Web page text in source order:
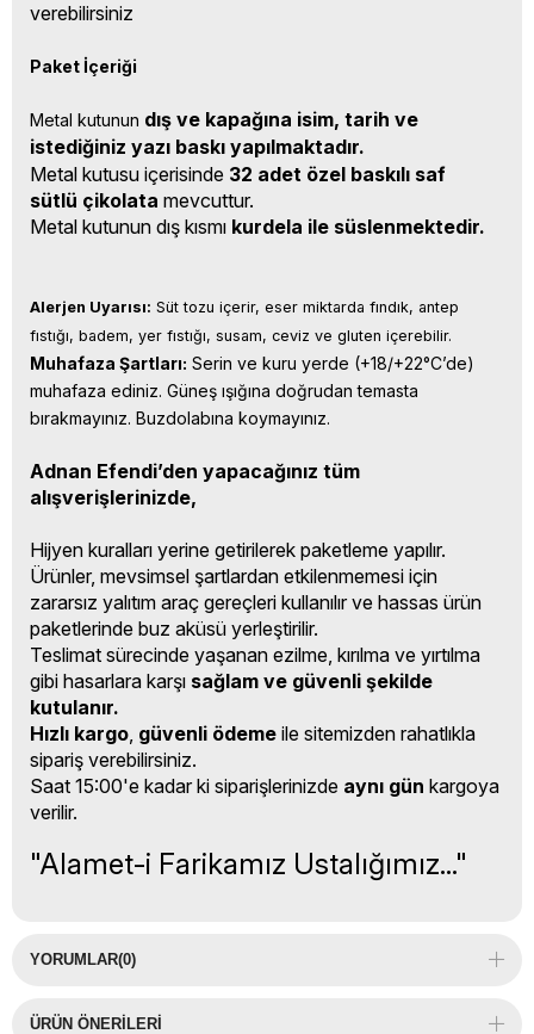
verebilirsiniz
Paket İçeriği
Metal kutunun dış ve kapağına isim, tarih ve
istediğiniz yazı baskı yapılmaktadır.
Metal kutusu içerisinde 32 adet özel baskılı saf
sütlü çikolata mevcuttur.
Metal kutunun dış kısmı kurdela ile süslenmektedir.
Alerjen Uyarısı: Süt tozu içerir, eser miktarda fındık, antep
fıstığı, badem, yer fıstığı, susam, ceviz ve gluten içerebilir.
Muhafaza Şartları: Serin ve kuru yerde (+18/+22°C’de)
muhafaza ediniz. Güneş ışığına doğrudan temasta
bırakmayınız. Buzdolabına koymayınız.
Adnan Efendi’den yapacağınız tüm
alışverişlerinizde,
Hijyen kuralları yerine getirilerek paketleme yapılır.
Ürünler, mevsimsel şartlardan etkilenmemesi için
zararsız yalıtım araç gereçleri kullanılır ve hassas ürün
paketlerinde buz aküsü yerleştirilir.
Teslimat sürecinde yaşanan ezilme, kırılma ve yırtılma
gibi hasarlara karşı sağlam ve güvenli şekilde
kutulanır.
Hızlı kargo, güvenli ödeme ile sitemizden rahatlıkla
sipariş verebilirsiniz.
Saat 15:00'e kadar ki siparişlerinizde aynı gün kargoya
verilir.
"Alamet-i Farikamız Ustalığımız..."
YORUMLAR(0)
ÜRÜN ÖNERILERI